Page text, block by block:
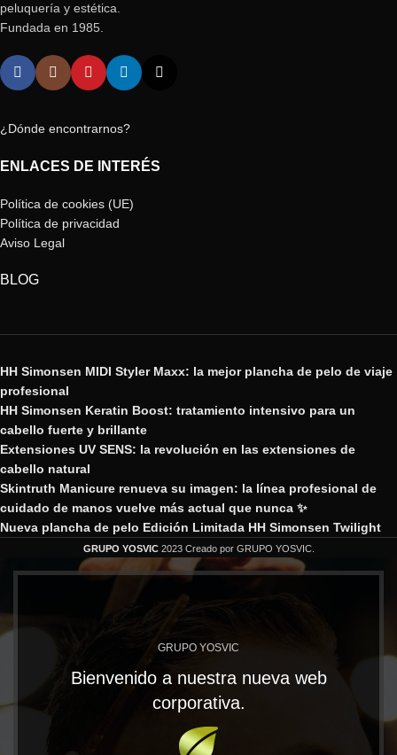
peluquería y estética.
Fundada en 1985.
¿Dónde encontrarnos?
ENLACES DE INTERÉS
Política de cookies (UE)
Política de privacidad
Aviso Legal
BLOG
HH Simonsen MIDI Styler Maxx: la mejor plancha de pelo de viaje
profesional
HH Simonsen Keratin Boost: tratamiento intensivo para un
cabello fuerte y brillante
Extensiones UV SENS: la revolución en las extensiones de
cabello natural
Skintruth Manicure renueva su imagen: la línea profesional de
cuidado de manos vuelve más actual que nunca ✨
Nueva plancha de pelo Edición Limitada HH Simonsen Twilight
GRUPO YOSVIC 2023 Creado por GRUPO YOSVIC.
GRUPO YOSVIC
Bienvenido a nuestra nueva web
corporativa.